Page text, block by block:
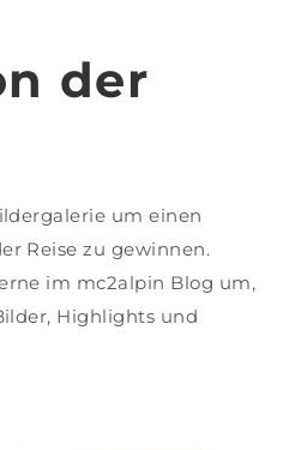
der
um einen
Reise zu gewinnen.
im mc2alpin Blog um,
Highlights und